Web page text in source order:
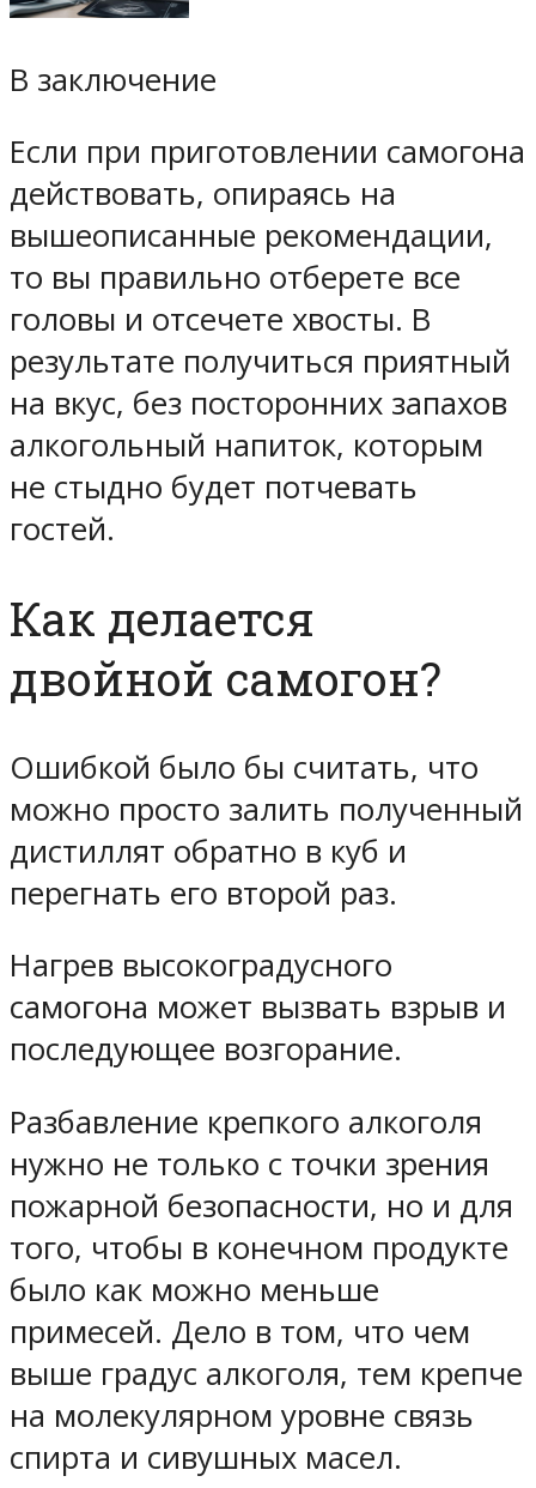
В заключение
Если при приготовлении самогона
действовать, опираясь на
вышеописанные рекомендации,
то вы правильно отберете все
головы и отсечете хвосты. В
результате получиться приятный
на вкус, без посторонних запахов
алкогольный напиток, которым
не стыдно будет потчевать
гостей.
Как делается
двойной самогон?
Ошибкой было бы считать, что
можно просто залить полученный
дистиллят обратно в куб и
перегнать его второй раз.
Нагрев высокоградусного
самогона может вызвать взрыв и
последующее возгорание.
Разбавление крепкого алкоголя
нужно не только с точки зрения
пожарной безопасности, но и для
того, чтобы в конечном продукте
было как можно меньше
примесей. Дело в том, что чем
выше градус алкоголя, тем крепче
на молекулярном уровне связь
спирта и сивушных масел.